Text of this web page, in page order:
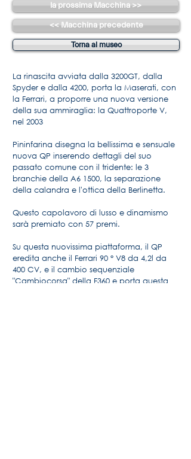
la prossima Macchina >>
<< Macchina precedente
Torna al museo
La rinascita avviata dalla 3200GT, dalla
Spyder e dalla 4200, porta la Maserati, con
la Ferrari, a proporre una nuova versione
della sua ammiraglia: la Quattroporte V,
nel 2003
Pininfarina disegna la bellissima e sensuale
nuova QP inserendo dettagli del suo
passato comune con il tridente: le 3
branchie della A6 1500, la separazione
della calandra e l'ottica della Berlinetta.
Questo capolavoro di lusso e dinamismo
sarà premiato con 57 premi.
Su questa nuovissima piattaforma, il QP
eredita anche il Ferrari 90 ° V8 da 4,2l da
400 CV, e il cambio sequenziale
"Cambiocorsa" della F360 e porta questa